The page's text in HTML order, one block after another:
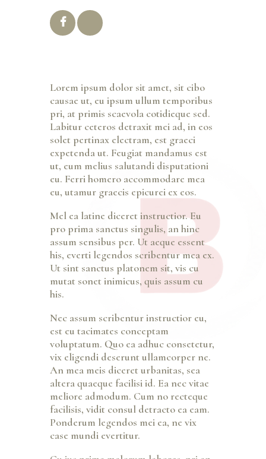
Lorem ipsum dolor sit amet, sit cibo
causae ut, eu ipsum ullum temporibus
pri, at primis scaevola cotidieque sed.
Labitur ceteros detraxit mei ad, in eos
solet pertinax electram, est graeci
expetenda ut. Feugiat mandamus est
ut, eum melius salutandi disputationi
eu. Ferri homero accommodare mea
eu, utamur graecis epicurei ex eos.
Mel ea latine diceret instructior. Eu
pro prima sanctus singulis, an hinc
assum sensibus per. Ut aeque essent
his, everti legendos scribentur mea ex.
Ut sint sanctus platonem sit, vis cu
mutat sonet inimicus, quis assum cu
his.
Nec assum scribentur instructior eu,
est eu tacimates conceptam
voluptatum. Quo ea adhuc consetetur,
vix eligendi deserunt ullamcorper ne.
An mea meis diceret urbanitas, sea
altera quaeque facilisi id. Ea nec vitae
meliore admodum. Cum no recteque
facilisis, vidit consul detracto ea eam.
Ponderum legendos mei ea, ne vix
case mundi evertitur.